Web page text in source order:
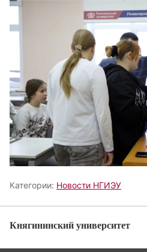
Категории: Новости НГИЭУ
Княгининский университет